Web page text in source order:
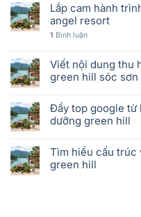
Lắp cam hành
angel resort
1 Bình luận
Viết nội dung thu
green hill sóc sơn
Đẩy top google từ
dưỡng green hill
Tìm hiểu cấu
green hill